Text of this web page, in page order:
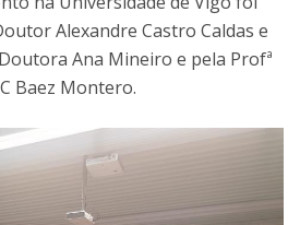
Alexandre Castro Caldas e
Ana Mineiro e pela Profª
Baez Montero.